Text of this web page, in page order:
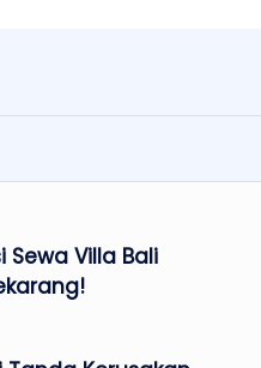
Sewa Villa Bali